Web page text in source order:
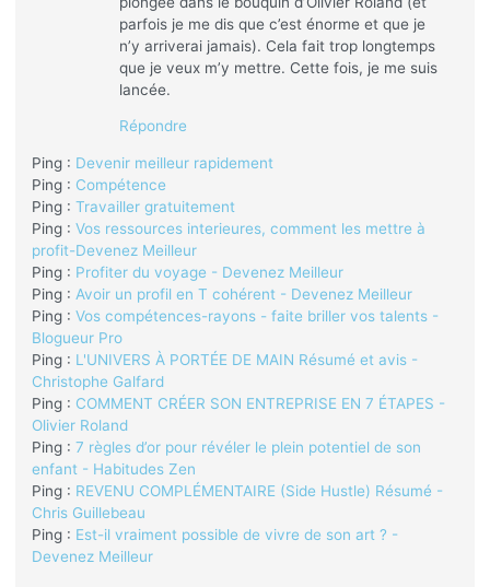
parfois je me dis que c’est énorme et que je
n’y arriverai jamais). Cela fait trop longtemps
que je veux m’y mettre. Cette fois, je me suis
lancée.
Répondre
Ping : Devenir meilleur rapidement
Ping : Compétence
Ping : Travailler gratuitement
Ping : Vos ressources interieures, comment les mettre à
profit-Devenez Meilleur
Ping : Profiter du voyage - Devenez Meilleur
Ping : Avoir un profil en T cohérent - Devenez Meilleur
Ping : Vos compétences-rayons - faite briller vos talents -
Blogueur Pro
Ping : L'UNIVERS À PORTÉE DE MAIN Résumé et avis -
Christophe Galfard
Ping : COMMENT CRÉER SON ENTREPRISE EN 7 ÉTAPES -
Olivier Roland
Ping : 7 règles d’or pour révéler le plein potentiel de son
enfant - Habitudes Zen
Ping : REVENU COMPLÉMENTAIRE (Side Hustle) Résumé -
Chris Guillebeau
Ping : Est-il vraiment possible de vivre de son art ? -
Devenez Meilleur